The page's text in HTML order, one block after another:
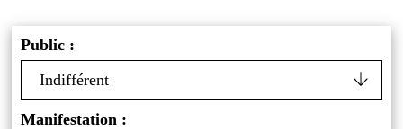
Public :
Manifestation :